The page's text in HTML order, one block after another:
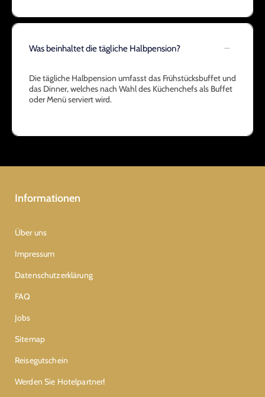
Was beinhaltet die tägliche Halbpension?
Die tägliche Halbpension umfasst das Frühstücksbuffet und
das Dinner, welches nach Wahl des Küchenchefs als Buffet
oder Menü serviert wird.
Informationen
Über uns
Impressum
Datenschutzerklärung
FAQ
Jobs
Sitemap
Reisegutschein
Werden Sie Hotelpartner!